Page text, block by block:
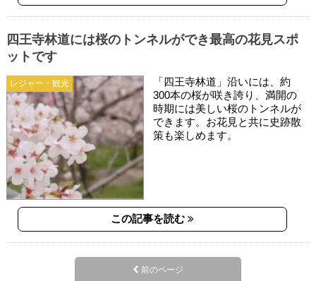
レジャー・観光
四王寺林道には桜のトンネルができ最高の花見スポ
ットです
「四王寺林道」沿いには、約
300本の桜が咲き誇り、満開の
時期には美しい桜のトンネルが
できます。お花見と共に史跡散
策も楽しめます。
この記事を読む
前のページ